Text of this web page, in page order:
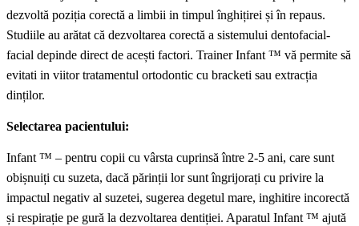
dezvoltă poziția corectă a limbii in timpul înghițirei și în repaus.
Studiile au arătat că dezvoltarea corectă a sistemului dentofacial-
facial depinde direct de acești factori. Trainer Infant ™ vă permite să
evitati in viitor tratamentul ortodontic cu bracketi sau extracția
dinților.
Selectarea pacientului:
Infant ™ – pentru copii cu vârsta cuprinsă între 2-5 ani, care sunt
obișnuiți cu suzeta, dacă părinții lor sunt îngrijorați cu privire la
impactul negativ al suzetei, sugerea degetul mare, inghitire incorectă
și respirație pe gură la dezvoltarea dentiției. Aparatul Infant ™ ajută